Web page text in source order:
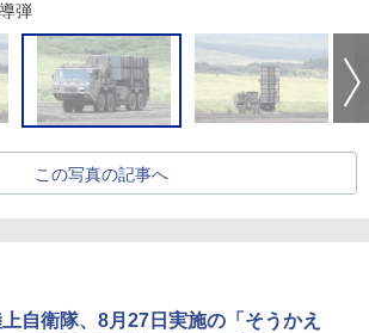
弾
この写真の記事へ
上自衛隊、8月27日実施の「そうかえ